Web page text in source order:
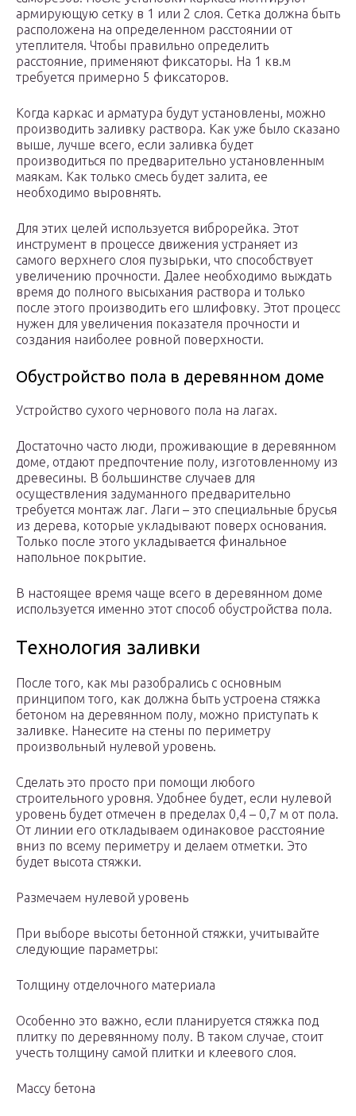
армирующую сетку в 1 или 2 слоя. Сетка должна быть
расположена на определенном расстоянии от
утеплителя. Чтобы правильно определить
расстояние, применяют фиксаторы. На 1 кв.м
требуется примерно 5 фиксаторов.
Когда каркас и арматура будут установлены, можно
производить заливку раствора. Как уже было сказано
выше, лучше всего, если заливка будет
производиться по предварительно установленным
маякам. Как только смесь будет залита, ее
необходимо выровнять.
Для этих целей используется виброрейка. Этот
инструмент в процессе движения устраняет из
самого верхнего слоя пузырьки, что способствует
увеличению прочности. Далее необходимо выждать
время до полного высыхания раствора и только
после этого производить его шлифовку. Этот процесс
нужен для увеличения показателя прочности и
создания наиболее ровной поверхности.
Обустройство пола в деревянном доме
Устройство сухого чернового пола на лагах.
Достаточно часто люди, проживающие в деревянном
доме, отдают предпочтение полу, изготовленному из
древесины. В большинстве случаев для
осуществления задуманного предварительно
требуется монтаж лаг. Лаги – это специальные брусья
из дерева, которые укладывают поверх основания.
Только после этого укладывается финальное
напольное покрытие.
В настоящее время чаще всего в деревянном доме
используется именно этот способ обустройства пола.
Технология заливки
После того, как мы разобрались с основным
принципом того, как должна быть устроена стяжка
бетоном на деревянном полу, можно приступать к
заливке. Нанесите на стены по периметру
произвольный нулевой уровень.
Сделать это просто при помощи любого
строительного уровня. Удобнее будет, если нулевой
уровень будет отмечен в пределах 0,4 – 0,7 м от пола.
От линии его откладываем одинаковое расстояние
вниз по всему периметру и делаем отметки. Это
будет высота стяжки.
Размечаем нулевой уровень
При выборе высоты бетонной стяжки, учитывайте
следующие параметры:
Толщину отделочного материала
Особенно это важно, если планируется стяжка под
плитку по деревянному полу. В таком случае, стоит
учесть толщину самой плитки и клеевого слоя.
Массу бетона